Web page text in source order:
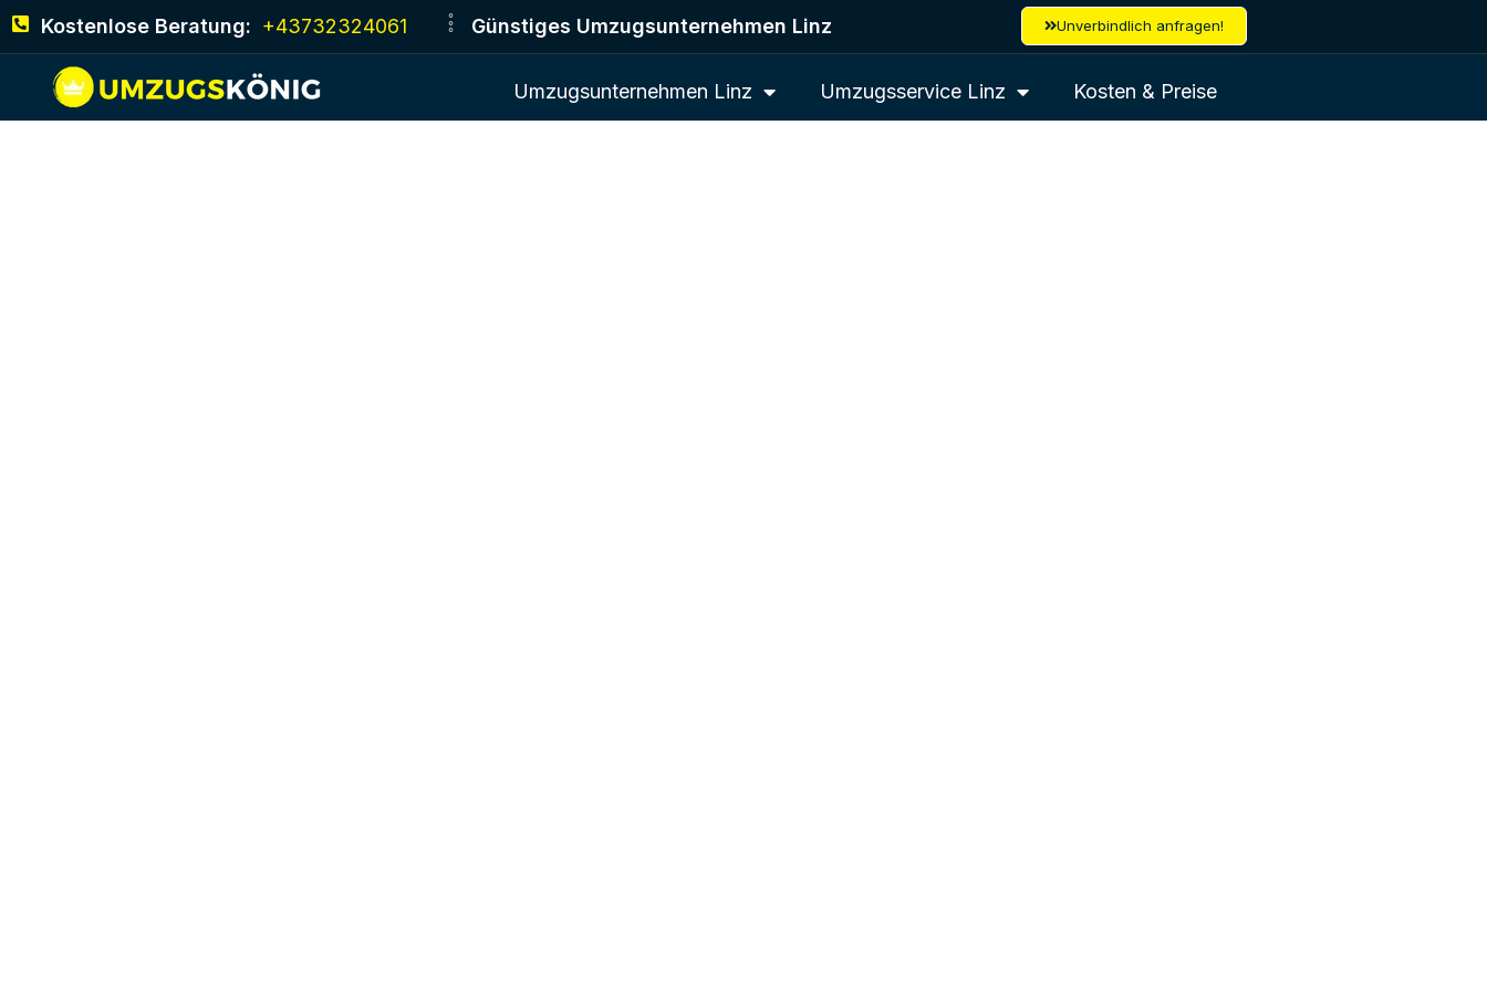
Kostenlose Beratung: +43732324061 Günstiges Umzugsunternehmen Linz Unverbindlich anfragen!
Umzugsunternehmen Linz Umzugsservice Linz Kosten & Preise